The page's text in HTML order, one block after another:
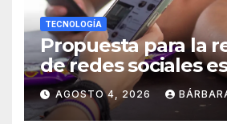
TECNOLOGÍA
Propuesta para la
de redes sociales
a finales de agosto:
Sheinbaum
AGOSTO 4, 2026